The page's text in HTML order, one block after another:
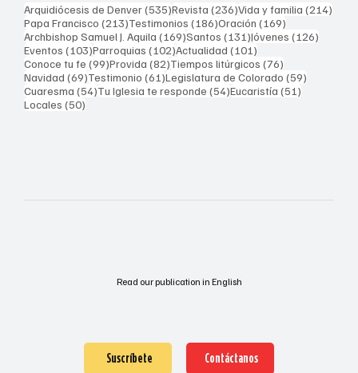
Arquidiócesis de Denver(535)535 entradas
Revista (236)236 entradas
Vida y familia (214)
Papa Francisco (213)213 entradas
Testimonios (186)186 entradas
Oración (169)
Archbishop Samuel J. Aquila (169)169 entradas
Santos (131)131 entradas
Jóvenes (126)
Eventos (103)103 entradas
Parroquias (102)102 entradas
Actualidad (101)
Conoce tu fe (99)99 entradas
Provida (82)82 entradas
Tiempos litúrgicos (76)
Navidad (69)69 entradas
Testimonio (61)61 entradas
Legislatura de Colorado (59)
Cuaresma (54)54 entradas
Tu Iglesia te responde (54)54 entradas
Eucaristía (51)
Locales (50)
Read our publication in English
Suscríbete Contáctanos